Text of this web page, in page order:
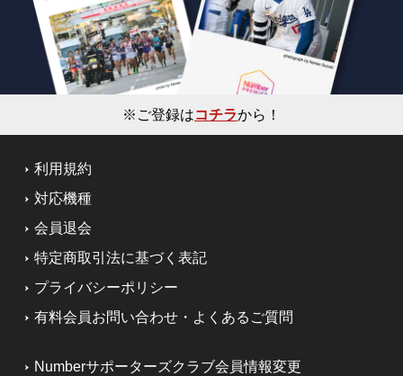
※ご登録はコチラから！
利用規約
対応機種
会員退会
特定商取引法に基づく表記
プライバシーポリシー
有料会員お問い合わせ・よくあるご質問
Numberサポーターズクラブ会員情報変更